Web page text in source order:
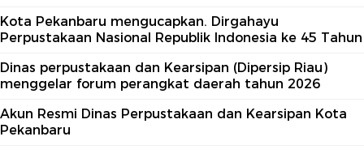
Kota Pekanbaru mengucapkan. Dirgahayu
Perpustakaan Nasional Republik Indonesia ke 45 Tahun
Dinas perpustakaan dan Kearsipan (Dipersip Riau)
menggelar forum perangkat daerah tahun 2026
Akun Resmi Dinas Perpustakaan dan Kearsipan Kota
Pekanbaru